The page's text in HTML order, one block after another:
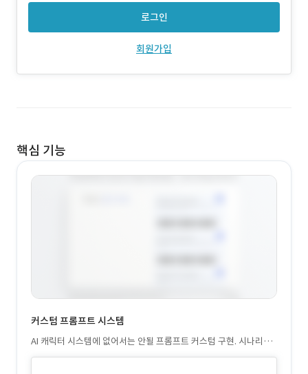
로그인
회원가입
핵심 기능
커스텀 프롬프트 시스템
AI 캐릭터 시스템에 없어서는 안될 프롬프트 커스텀 구현. 시나리오
의 테마에 따른 자동 프롬프팅. 유저가 커스텀 할 수 있는 자유도를